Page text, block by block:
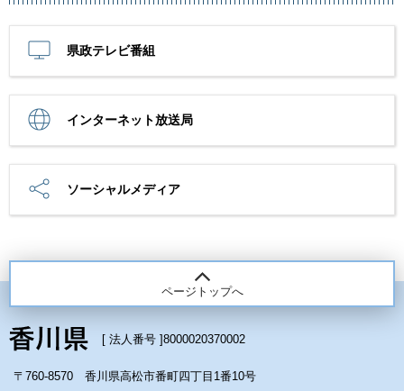
県政テレビ番組
インターネット放送局
ソーシャルメディア
ページトップへ
[ 法人番号 ]8000020370002
〒760-8570 香川県高松市番町四丁目1番10号